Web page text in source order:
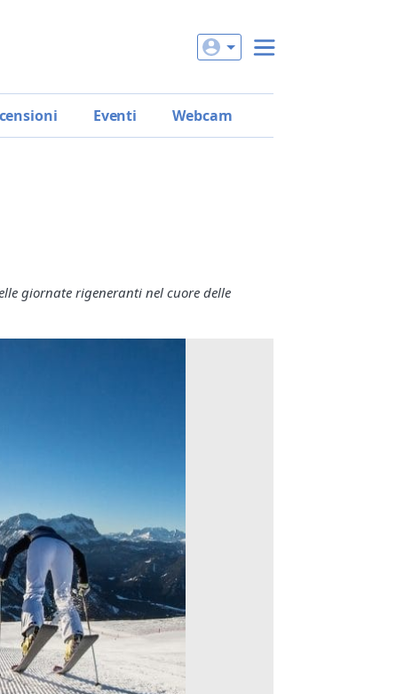
Eventi Webcam
giornate rigeneranti nel cuore delle